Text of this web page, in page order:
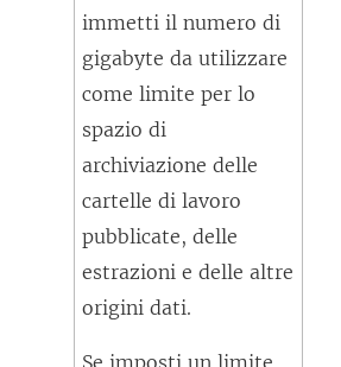
immetti il numero di
gigabyte da utilizzare
come limite per lo
spazio di
archiviazione delle
cartelle di lavoro
pubblicate, delle
estrazioni e delle altre
origini dati.
Se imposti un limite